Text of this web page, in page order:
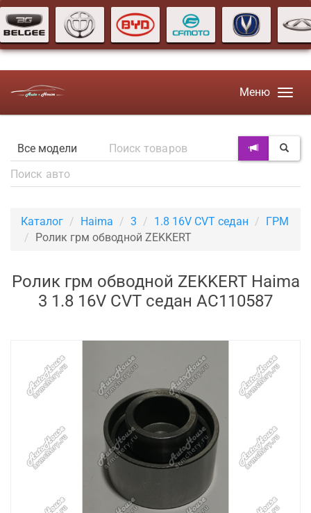
Меню
Каталог Haima 3 1.8 16V CVT седан
ГРМ
Ролик грм обводной ZEKKERT
Ролик грм обводной ZEKKERT Haima
3 1.8 16V CVT седан AC110587